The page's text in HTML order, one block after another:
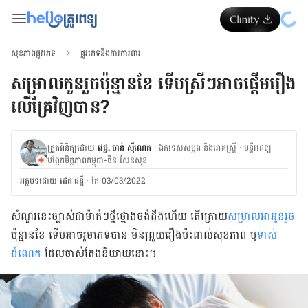
សុខភាពផ្លូវភេទ ផ្លូវភេទនិងការការពារ
សម្រាល​កូន​រួច​ប៉ុន្មាន​ខែ ទើប​ស្រីៗ​អាចផ្តើម​រឿង​
លើ​គ្រែ​​វិញបាន?​
ត្រួតពិនិត្យដោយ វេជ្ជ. ចាន់ ស៊ីណេត ·ឯកទេសសម្ភព និងរោគស្ត្រី ·ម​ន្ទីរពេទ្យ
បង្អែកមិត្តភាពកម្ពុជា-ចិន សែនសុខ
អត្ថបទ​ដោយ ដេត ធន្នី ·កែ 03/03/2022
សំណួ​រនេះ​ច្បាស់​ជា​ម៉ាក់ៗ​ថ្មី​ថ្មោង​ចង់​ដឹង​ហើយ តើ​ក្រោយ​សម្រាល​អាអូន​រួច
ប៉ុន្មាន​ខែ ទើប​អាច​រួមភេទ​បាន មិនព្រួយរឿង​ប៉ះពាល់​សុខភាព ឬ​ទាស់​
ដំណេក ដែល​ចាស់​តែង​និយាយ​នោះ។